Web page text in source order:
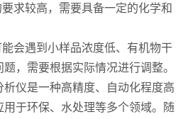
较高，需要具备一定的化学和
遇到小样品浓度低、有机物干
，需要根据实际情况进行调整。
仪是一种高精度、自动化程度高
于环保、水处理等多个领域。随